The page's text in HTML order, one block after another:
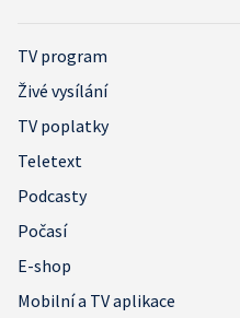
TV program
Živé vysílání
TV poplatky
Teletext
Podcasty
Počasí
E-shop
Mobilní a TV aplikace